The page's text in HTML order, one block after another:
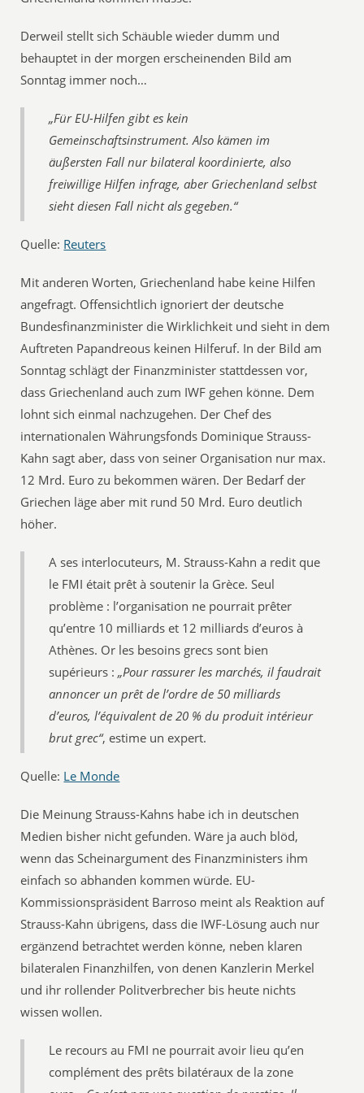
Derweil stellt sich Schäuble wieder dumm und
behauptet in der morgen erscheinenden Bild am
Sonntag immer noch…
„Für EU-Hilfen gibt es kein
Gemeinschaftsinstrument. Also kämen im
äußersten Fall nur bilateral koordinierte, also
freiwillige Hilfen infrage, aber Griechenland selbst
sieht diesen Fall nicht als gegeben.“
Quelle: Reuters
Mit anderen Worten, Griechenland habe keine Hilfen
angefragt. Offensichtlich ignoriert der deutsche
Bundesfinanzminister die Wirklichkeit und sieht in dem
Auftreten Papandreous keinen Hilferuf. In der Bild am
Sonntag schlägt der Finanzminister stattdessen vor,
dass Griechenland auch zum IWF gehen könne. Dem
lohnt sich einmal nachzugehen. Der Chef des
internationalen Währungsfonds Dominique Strauss-
Kahn sagt aber, dass von seiner Organisation nur max.
12 Mrd. Euro zu bekommen wären. Der Bedarf der
Griechen läge aber mit rund 50 Mrd. Euro deutlich
höher.
A ses interlocuteurs, M. Strauss-Kahn a redit que
le FMI était prêt à soutenir la Grèce. Seul
problème : l’organisation ne pourrait prêter
qu’entre 10 milliards et 12 milliards d’euros à
Athènes. Or les besoins grecs sont bien
supérieurs :„Pour rassurer les marchés, il faudrait
annoncer un prêt de l’ordre de 50 milliards
d’euros, l’équivalent de 20 % du produit intérieur
brut grec“, estime un expert.
Quelle: Le Monde
Die Meinung Strauss-Kahns habe ich in deutschen
Medien bisher nicht gefunden. Wäre ja auch blöd,
wenn das Scheinargument des Finanzministers ihm
einfach so abhanden kommen würde. EU-
Kommissionspräsident Barroso meint als Reaktion auf
Strauss-Kahn übrigens, dass die IWF-Lösung auch nur
ergänzend betrachtet werden könne, neben klaren
bilateralen Finanzhilfen, von denen Kanzlerin Merkel
und ihr rollender Politverbrecher bis heute nichts
wissen wollen.
Le recours au FMI ne pourrait avoir lieu qu’en
complément des prêts bilatéraux de la zone